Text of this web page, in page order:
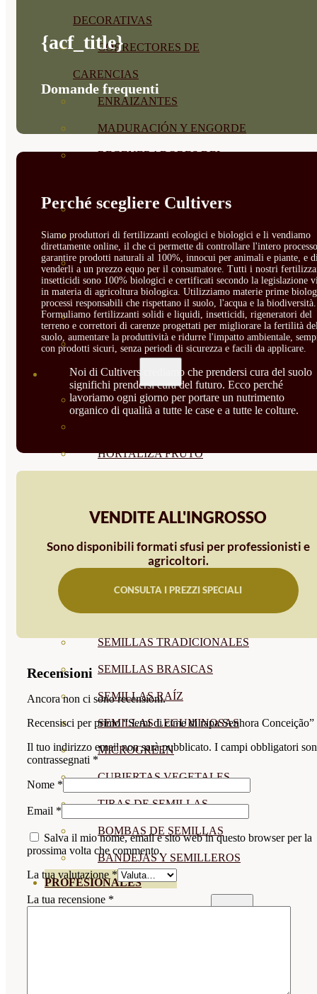
DECORATIVAS
CORRECTORES DE
CARENCIAS
ENRAIZANTES
MADURACIÓN Y ENGORDE
REGENERADORES DEL
ÁCIDOS HÚMICOS
MATERIAS PRIMAS
PROTECCIÓN CULTIVOS Y
PLANTAS
PLANTAS INTERIOR
GROWPUNCH
SEMILLAS
VER TODAS
HORTALIZA FRUTO
SEMILLAS FLORES
SEMILLAS FLORES
COMESTIBLES
SEMILLAS TRADICIONALES
SEMILLAS BRASICAS
SEMILLAS RAÍZ
SEMILLAS LEGUMINOSAS
MICROGREEN
CUBIERTAS VEGETALES
TIRAS DE SEMILLAS
BOMBAS DE SEMILLAS
BANDEJAS Y SEMILLEROS
PROFESIONALES
ABONOS POR CULTIVO
{acf_title}
Domande frequenti
Perché scegliere Cultivers
Siamo produttori di fertilizzanti ecologici e biologici e li vendiamo
direttamente online, il che ci permette di controllare l'intero
garantire prodotti naturali al 100%, innocui per animali e piante, e
venderli a un prezzo equo per il consumatore. Tutti i nostri
insetticidi sono 100% biologici e certificati secondo la legislazione
in materia di agricoltura biologica. Utilizziamo materie prime
processi responsabili che rispettano il suolo, l'acqua e la biodiversità.
Formuliamo fertilizzanti solidi e liquidi, insetticidi, rigeneratori del
terreno e correttori di carenze progettati per migliorare la fertilità
suolo, aumentare la produttività e ridurre l'impatto ambientale,
con prodotti sicuri, senza periodi di sicurezza e facili da applicare.
Noi di Cultivers crediamo che prendersi cura del suolo
significhi prendersi cura del futuro. Ecco perché
lavoriamo ogni giorno per portare un nutrimento
organico di qualità a tutte le case e a tutte le colture.
VENDITE ALL'INGROSSO
Sono disponibili formati sfusi per professionisti e
agricoltori.
CONSULTA I PREZZI SPECIALI
Recensioni
Ancora non ci sono recensioni.
Recensisci per primo “Semi di cime di rapa Senhora Conceição”
Il tuo indirizzo email non sarà pubblicato. I campi obbligatori
contrassegnati *
Nome *
Email *
Salva il mio nome, email e sito web in questo browser per la
prossima volta che commento.
La tua valutazione *
La tua recensione *